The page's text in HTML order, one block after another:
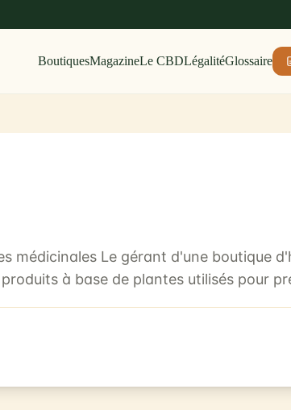
BoutiquesMagazineLe CBDLégalitéGlossaire
médicinales Le gérant d'une boutique
à base de plantes utilisés pour